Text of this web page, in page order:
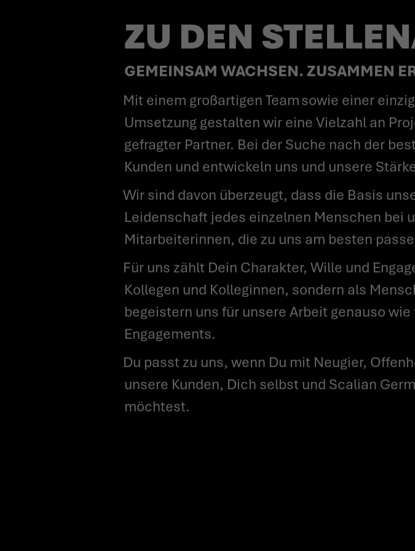
ZU DEN
GEMEINSAM WACHSEN. ZUSAMMEN
Mit einem großartigen Team sowie einer einzigartigen Kombination aus Beratung und
Umsetzung gestalten wir eine Vielzahl an
gefragter Partner. Bei der Suche nach der
Kunden und entwickeln uns und unsere
Wir sind davon überzeugt, dass die Basis unseres Erfolges auf dem Engagement und der
Leidenschaft jedes einzelnen Menschen bei
Mitarbeiterinnen, die zu uns am besten
Für uns zählt Dein Charakter, Wille und Engagement. Wir betrachten uns nicht nur als
Kollegen und Kolleginnen, sondern als
begeistern uns für unsere Arbeit genauso
Engagements.
Du passt zu uns, wenn Du mit Neugier, Offenheit, echtem Unternehmergeist und Einsatz
unsere Kunden, Dich selbst und Scalian
möchtest.